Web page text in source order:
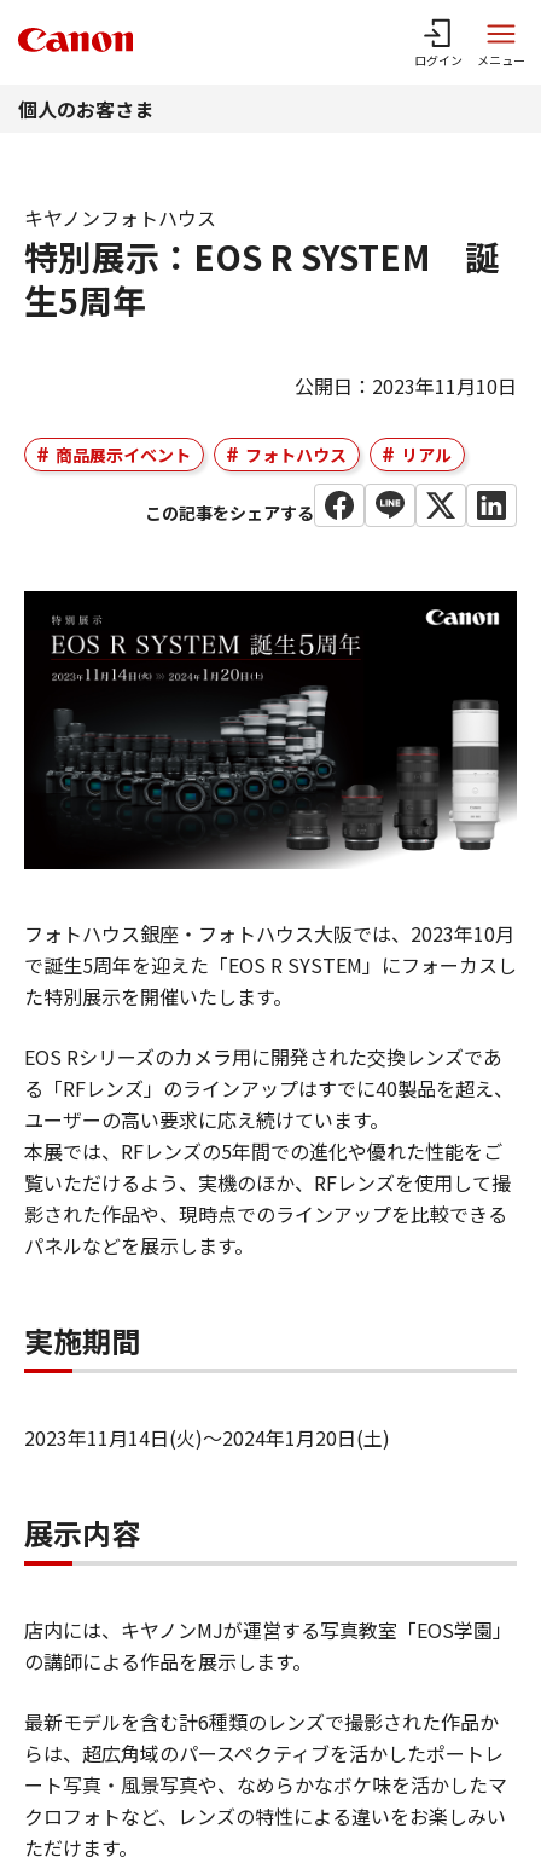
ログイン メニュー
個人のお客さま
特別展示：EOS R SYSTEM 誕
生5周年
キヤノンフォトハウス
公開日：2023年11月10日
商品展示イベント フォトハウス リアル
フォトハウス銀座・フォトハウス大阪では、2023年10月
で誕生5周年を迎えた「EOS R SYSTEM」にフォーカスし
た特別展示を開催いたします。
EOS Rシリーズのカメラ用に開発された交換レンズであ
る「RFレンズ」のラインアップはすでに40製品を超え、
ユーザーの高い要求に応え続けています。
本展では、RFレンズの5年間での進化や優れた性能をご
覧いただけるよう、実機のほか、RFレンズを使用して撮
影された作品や、現時点でのラインアップを比較できる
パネルなどを展示します。
実施期間
2023年11月14日(火)～2024年1月20日(土)
展示内容
店内には、キヤノンMJが運営する写真教室「EOS学園」
の講師による作品を展示します。
最新モデルを含む計6種類のレンズで撮影された作品か
らは、超広角域のパースペクティブを活かしたポートレ
ート写真・風景写真や、なめらかなボケ味を活かしたマ
クロフォトなど、レンズの特性による違いをお楽しみい
ただけます。